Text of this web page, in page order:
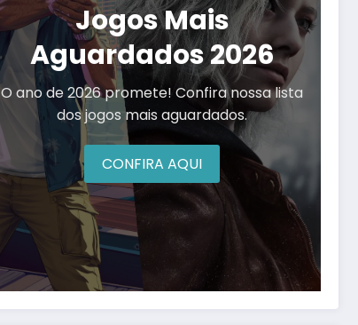
Jogos Mais
Aguardados 2026
O ano de 2026 promete! Confira nossa lista
dos jogos mais aguardados.
CONFIRA AQUI